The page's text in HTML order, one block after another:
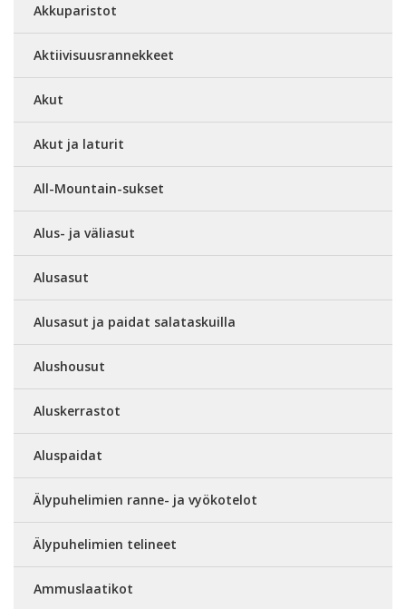
Akkuparistot
Aktiivisuusrannekkeet
Akut
Akut ja laturit
All-Mountain-sukset
Alus- ja väliasut
Alusasut
Alusasut ja paidat salataskuilla
Alushousut
Aluskerrastot
Aluspaidat
Älypuhelimien ranne- ja vyökotelot
Älypuhelimien telineet
Ammuslaatikot